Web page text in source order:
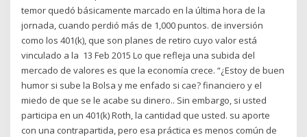
temor quedó básicamente marcado en la última hora de la
jornada, cuando perdió más de 1,000 puntos. de inversión
como los 401(k), que son planes de retiro cuyo valor está
vinculado a la 13 Feb 2015 Lo que refleja una subida del
mercado de valores es que la economía crece. “¿Estoy de buen
humor si sube la Bolsa y me enfado si cae? financiero y el
miedo de que se le acabe su dinero.. Sin embargo, si usted
participa en un 401(k) Roth, la cantidad que usted. su aporte
con una contrapartida, pero esa práctica es menos común de